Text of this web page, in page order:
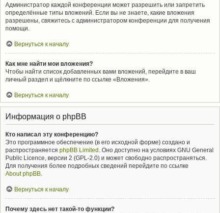
Администратор каждой конференции может разрешить или запретить
определённые типы вложений. Если вы не знаете, какие вложения
разрешены, свяжитесь с администратором конференции для получения
помощи.
Вернуться к началу
Как мне найти мои вложения?
Чтобы найти список добавленных вами вложений, перейдите в ваш
личный раздел и щёлкните по ссылке «Вложения».
Вернуться к началу
Информация о phpBB
Кто написал эту конференцию?
Это программное обеспечение (в его исходной форме) создано и
распространяется phpBB Limited . Оно доступно на условиях GNU General
Public Licence, версии 2 (GPL-2.0) и может свободно распространяться.
Для получения более подробных сведений перейдите по ссылке
About phpBB.
Вернуться к началу
Почему здесь нет такой-то функции?